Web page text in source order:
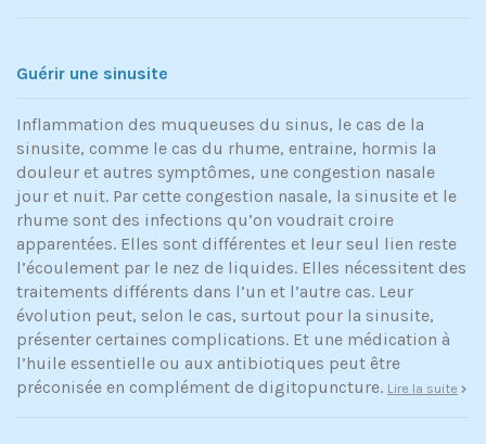
Guérir une sinusite
Inflammation des muqueuses du sinus, le cas de la
sinusite, comme le cas du rhume, entraine, hormis la
douleur et autres symptômes, une congestion nasale
jour et nuit. Par cette congestion nasale, la sinusite et le
rhume sont des infections qu’on voudrait croire
apparentées. Elles sont différentes et leur seul lien reste
l’écoulement par le nez de liquides. Elles nécessitent des
traitements différents dans l’un et l’autre cas. Leur
évolution peut, selon le cas, surtout pour la sinusite,
présenter certaines complications. Et une médication à
l’huile essentielle ou aux antibiotiques peut être
préconisée en complément de digitopuncture. Lire la suite